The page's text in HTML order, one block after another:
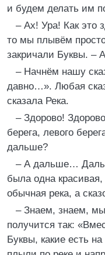
и будем делать им
– Ах! Ура! Как это
то мы плывём
закричали Буквы. –
– Начнём нашу
давно…». Любая
сказала Река.
– Здорово!
берега, левого
дальше?
– А дальше…
была одна
обычная река, а
– Знаем, знаем,
получится так:
Буквы, какие есть